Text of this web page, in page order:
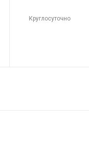
Круглосуточно